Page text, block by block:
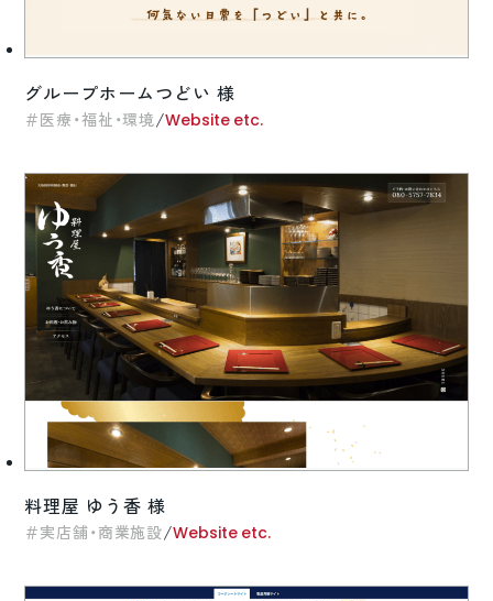
グループホームつどい 様
医療・福祉・環境 /Website etc.
料理屋 ゆう香 様
実店舗・商業施設/Website etc.